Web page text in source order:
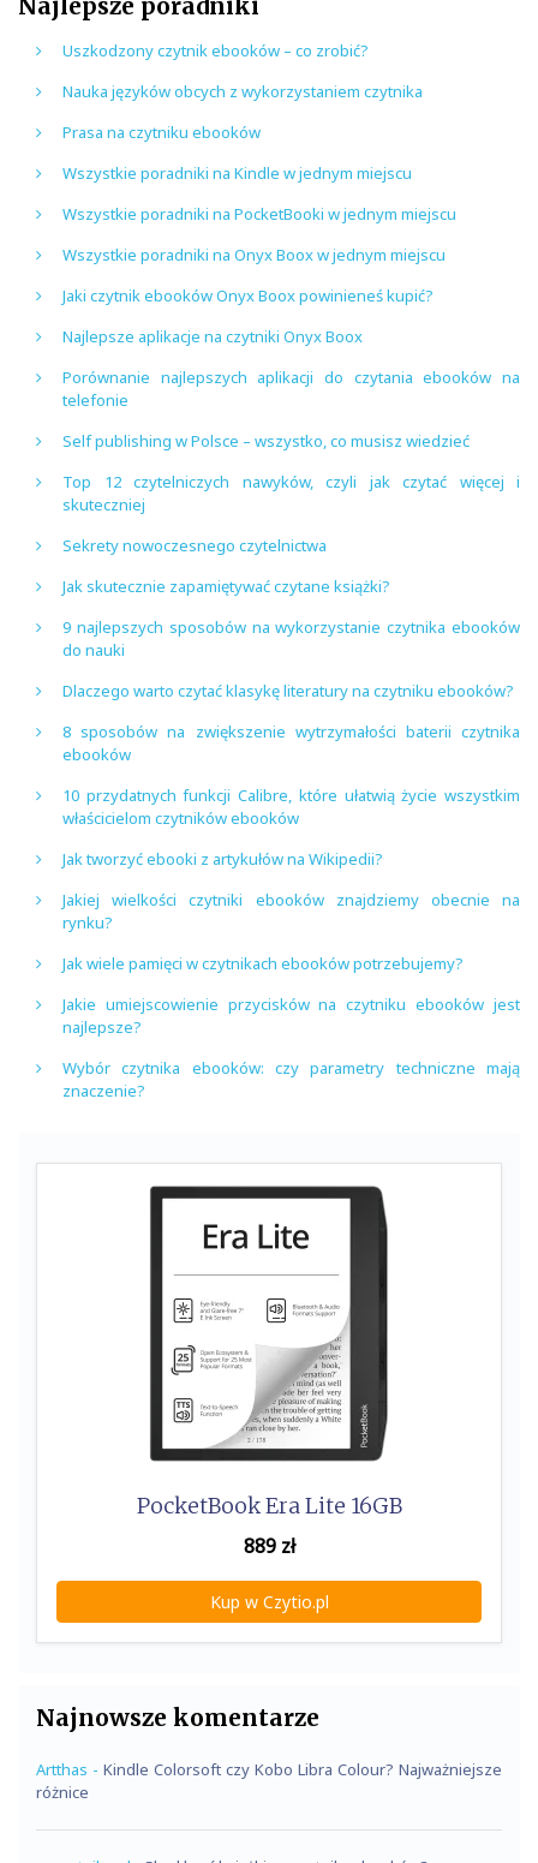
Najlepsze poradniki
Uszkodzony czytnik ebooków – co zrobić?
Nauka języków obcych z wykorzystaniem czytnika
Prasa na czytniku ebooków
Wszystkie poradniki na Kindle w jednym miejscu
Wszystkie poradniki na PocketBooki w jednym miejscu
Wszystkie poradniki na Onyx Boox w jednym miejscu
Jaki czytnik ebooków Onyx Boox powinieneś kupić?
Najlepsze aplikacje na czytniki Onyx Boox
Porównanie najlepszych aplikacji do czytania ebooków na
telefonie
Self publishing w Polsce – wszystko, co musisz wiedzieć
Top 12 czytelniczych nawyków, czyli jak czytać więcej i
skuteczniej
Sekrety nowoczesnego czytelnictwa
Jak skutecznie zapamiętywać czytane książki?
9 najlepszych sposobów na wykorzystanie czytnika ebooków
do nauki
Dlaczego warto czytać klasykę literatury na czytniku ebooków?
8 sposobów na zwiększenie wytrzymałości baterii czytnika
ebooków
10 przydatnych funkcji Calibre, które ułatwią życie wszystkim
właścicielom czytników ebooków
Jak tworzyć ebooki z artykułów na Wikipedii?
Jakiej wielkości czytniki ebooków znajdziemy obecnie na
rynku?
Jak wiele pamięci w czytnikach ebooków potrzebujemy?
Jakie umiejscowienie przycisków na czytniku ebooków jest
najlepsze?
Wybór czytnika ebooków: czy parametry techniczne mają
znaczenie?
PocketBook Era Lite 16GB
889zł
Kup w Czytio.pl
Najnowsze komentarze
Artthas - Kindle Colorsoft czy Kobo Libra Colour? Najważniejsze
różnice